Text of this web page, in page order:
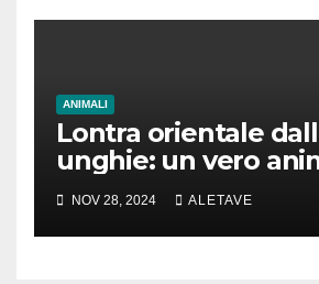
ANIMALI
Lontra orientale
unghie: un vero
cui parlare
NOV 28, 2024 ALETAVE